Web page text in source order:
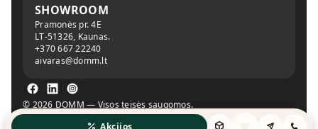
Akcijos
SHOWROOM
Pramonės pr. 4E
LT-51326, Kaunas.
+370 667 22240
aivaras@domm.lt
© 2026 DOMM — Visos teisės saugomos.
Privatumo politika Slapukų politika